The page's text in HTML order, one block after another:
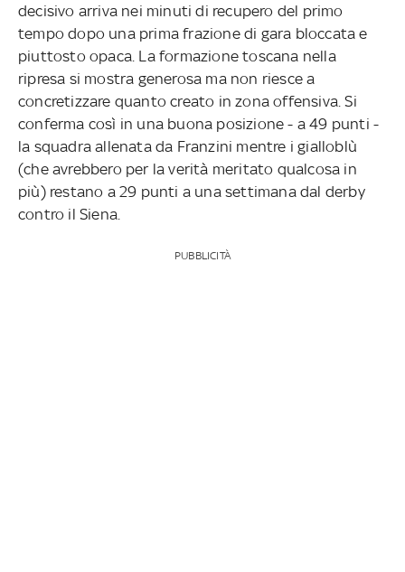
decisivo arriva nei minuti di recupero del primo
tempo dopo una prima frazione di gara bloccata e
piuttosto opaca. La formazione toscana nella
ripresa si mostra generosa ma non riesce a
concretizzare quanto creato in zona offensiva. Si
conferma così in una buona posizione - a 49 punti -
la squadra allenata da Franzini mentre i gialloblù
(che avrebbero per la verità meritato qualcosa in
più) restano a 29 punti a una settimana dal derby
contro il Siena.
PUBBLICITÀ